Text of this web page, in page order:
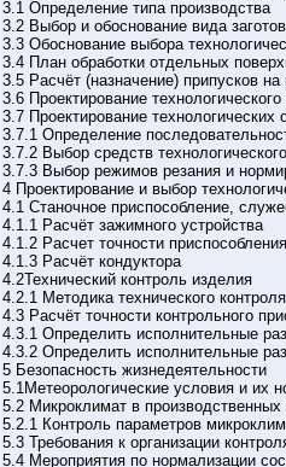
3.1 Определение типа производства
3.2 Выбор и обоснование вида
3.3 Обоснование выбора
3.4 План обработки отдельных
3.5 Расчёт (назначение) припусков
3.6 Проектирование
3.7 Проектирование технологических
3.7.1 Определение
3.7.2 Выбор средств
3.7.3 Выбор режимов резания и
4 Проектирование и выбор
4.1 Станочное приспособление,
4.1.1 Расчёт зажимного устройства
4.1.2 Расчет точности приспособления
4.1.3 Расчёт кондуктора
4.2Технический контроль изделия
4.2.1 Методика технического
4.3 Расчёт точности контрольного
4.3.1 Определить исполнительные
4.3.2 Определить исполнительные
5 Безопасность жизнедеятельности
5.1Метеорологические условия и их
5.2 Микроклимат в
5.2.1 Контроль параметров
5.3 Требования к организации
5.4 Мероприятия по нормализации